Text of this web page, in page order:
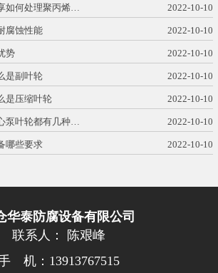
如何处理聚丙烯… 2022-10-10
腐蚀性能 2022-10-10
势 2022-10-10
是副叶轮 2022-10-10
是压缩叶轮 2022-10-10
泵叶轮都有几种… 2022-10-10
哪些要求 2022-10-10
华泰防腐设备有限公司
联系人： 陈艰峰
机：13913767515